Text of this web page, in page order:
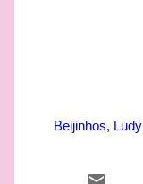
Beijinhos, Ludy